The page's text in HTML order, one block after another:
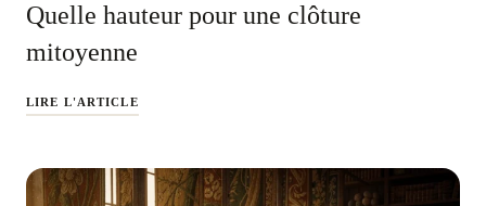
Quelle hauteur pour une clôture
mitoyenne
LIRE L'ARTICLE